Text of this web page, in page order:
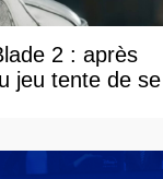
2 : après
jeu tente de se